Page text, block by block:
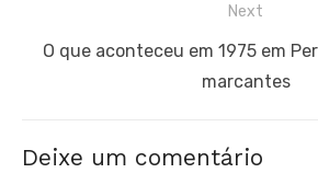
Next
Next
O que aconteceu em 1975 em
marcantes
Deixe um comentário